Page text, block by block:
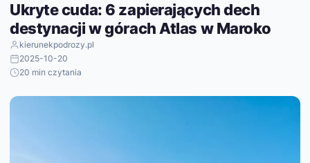
Ukryte cuda: 6 zapierających dech
destynacji w górach Atlas w Maroko
kierunekpodrozy.pl
2025-10-20
20 min czytania